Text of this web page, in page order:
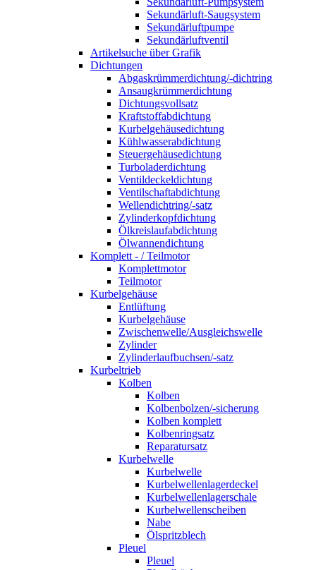
Sekundärluft-Saugsystem
Sekundärluftpumpe
Sekundärluftventil
Artikelsuche über Grafik
Dichtungen
Abgaskrümmerdichtung/-dichtring
Ansaugkrümmerdichtung
Dichtungsvollsatz
Kraftstoffabdichtung
Kurbelgehäusedichtung
Kühlwasserabdichtung
Steuergehäusedichtung
Turboladerdichtung
Ventildeckeldichtung
Ventilschaftabdichtung
Wellendichtring/-satz
Zylinderkopfdichtung
Ölkreislaufabdichtung
Ölwannendichtung
Komplett - / Teilmotor
Komplettmotor
Teilmotor
Kurbelgehäuse
Entlüftung
Kurbelgehäuse
Zwischenwelle/Ausgleichswelle
Zylinder
Zylinderlaufbuchsen/-satz
Kurbeltrieb
Kolben
Kolben
Kolbenbolzen/-sicherung
Kolben komplett
Kolbenringsatz
Reparatursatz
Kurbelwelle
Kurbelwelle
Kurbelwellenlagerdeckel
Kurbelwellenlagerschale
Kurbelwellenscheiben
Nabe
Ölspritzblech
Pleuel
Pleuel